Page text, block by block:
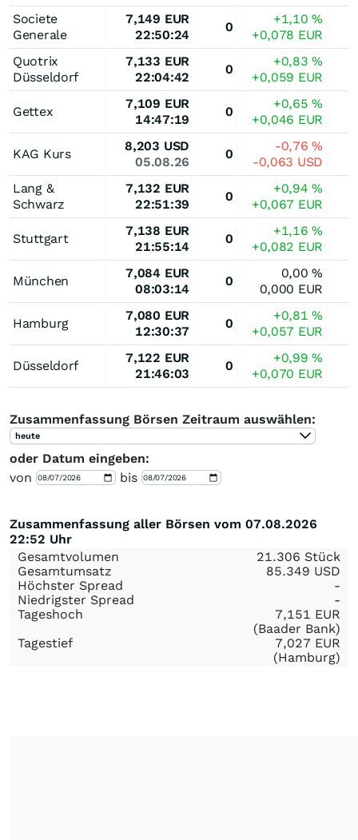
Societe
Generale
7,149 EUR
22:50:24
0
+1,10%
+0,078 EUR
Quotrix
Düsseldorf
7,133 EUR
22:04:42
0
+0,83%
+0,059 EUR
Gettex
7,109 EUR
14:47:19
0
+0,65%
+0,046 EUR
KAG Kurs
8,203 USD
05.08.26
0
-0,76%
-0,063 USD
Lang &
Schwarz
7,132 EUR
22:51:39
0
+0,94%
+0,067 EUR
Stuttgart
7,138 EUR
21:55:14
0
+1,16%
+0,082 EUR
München
7,084 EUR
08:03:14
0
0,00%
0,000 EUR
Hamburg
7,080 EUR
12:30:37
0
+0,81%
+0,057 EUR
Düsseldorf
7,122 EUR
21:46:03
0
+0,99%
+0,070 EUR
Zusammenfassung Börsen Zeitraum auswählen:
heute
oder Datum eingeben:
von
bis
Zusammenfassung aller Börsen vom 07.08.2026
22:52 Uhr
Gesamtvolumen
21.306 Stück
Gesamtumsatz
85.349 USD
Höchster Spread
-
Niedrigster Spread
-
Tageshoch
7,151 EUR
(Baader Bank)
Tagestief
7,027 EUR
(Hamburg)